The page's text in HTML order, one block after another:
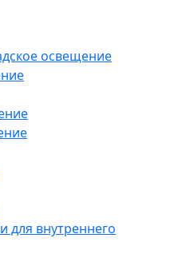
освещение
для внутреннего